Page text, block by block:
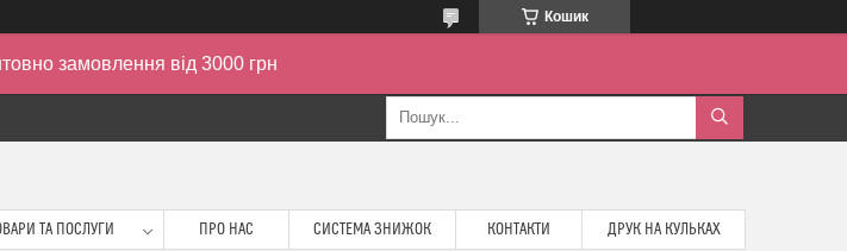
Кошик
замовлення від 3000 грн
ТА ПОСЛУГИ ПРО НАС СИСТЕМА ЗНИЖОК КОНТАКТИ ДРУК НА КУЛЬКАХ